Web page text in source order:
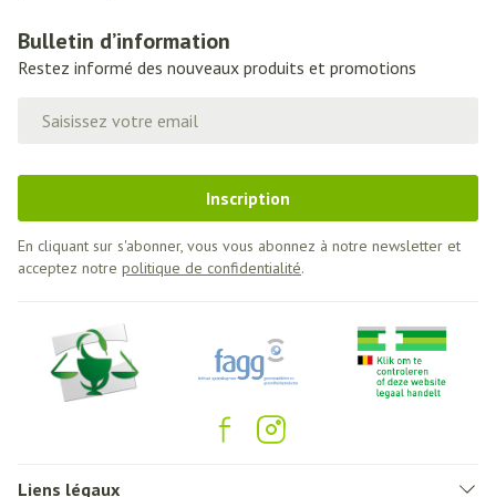
Bulletin d’information
Restez informé des nouveaux produits et promotions
Inscription
En cliquant sur s'abonner, vous vous abonnez à notre newsletter et
acceptez notre politique de confidentialité.
Liens légaux